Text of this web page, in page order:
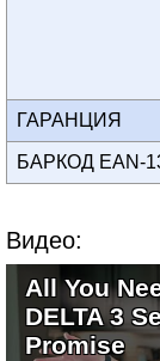
ГАРАНЦИЯ
БАРКОД EAN-
Видео:
All You
DELTA 3
Promise